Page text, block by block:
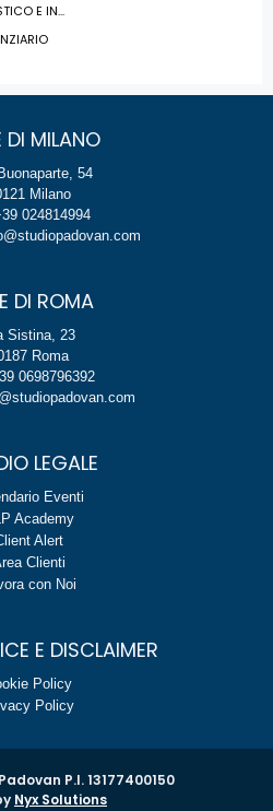
E IN...
DI MILANO
54
Milano
024814994
DI ROMA
Sistina, 23
Roma
0698796392
LEGALE
Eventi
Academy
Alert
Clienti
con Noi
E DISCLAIMER
Policy
Policy
P.I. 13177400150
Nyx Solutions